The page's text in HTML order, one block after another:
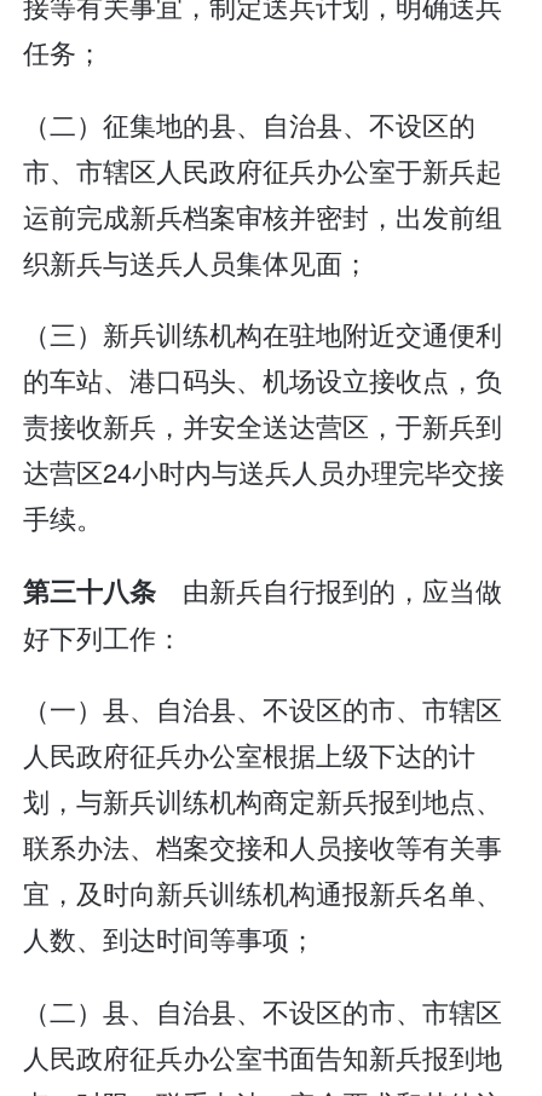
任务；
（二）征集地的县、自治县、不设区的
市、市辖区人民政府征兵办公室于新兵起
运前完成新兵档案审核并密封，出发前组
织新兵与送兵人员集体见面；
（三）新兵训练机构在驻地附近交通便利
的车站、港口码头、机场设立接收点，负
责接收新兵，并安全送达营区，于新兵到
达营区24小时内与送兵人员办理完毕交接
手续。
第三十八条 由新兵自行报到的，应当做
好下列工作：
（一）县、自治县、不设区的市、市辖区
人民政府征兵办公室根据上级下达的计
划，与新兵训练机构商定新兵报到地点、
联系办法、档案交接和人员接收等有关事
宜，及时向新兵训练机构通报新兵名单、
人数、到达时间等事项；
（二）县、自治县、不设区的市、市辖区
人民政府征兵办公室书面告知新兵报到地